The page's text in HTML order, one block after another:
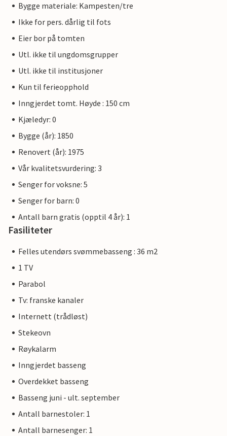
Bygge materiale: Kampesten/tre
Ikke for pers. dårlig til fots
Eier bor på tomten
Utl. ikke til ungdomsgrupper
Utl. ikke til institusjoner
Kun til ferieopphold
Inngjerdet tomt. Høyde : 150 cm
Kjæledyr: 0
Bygge (år): 1850
Renovert (år): 1975
Vår kvalitetsvurdering: 3
Senger for voksne: 5
Senger for barn: 0
Antall barn gratis (opptil 4 år): 1
Fasiliteter
Felles utendørs svømmebasseng : 36 m2
1 TV
Parabol
Tv: franske kanaler
Internett (trådløst)
Stekeovn
Røykalarm
Inngjerdet basseng
Overdekket basseng
Basseng juni - ult. september
Antall barnestoler: 1
Antall barnesenger: 1